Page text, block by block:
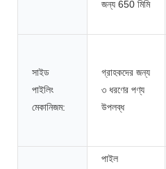
জন্য 650 মিমি
সাইড
পাইলিং
মেকানিজম:
গ্রাহকদের জন্য
৩ ধরণের পণ্য
উপলব্ধ
পাইল